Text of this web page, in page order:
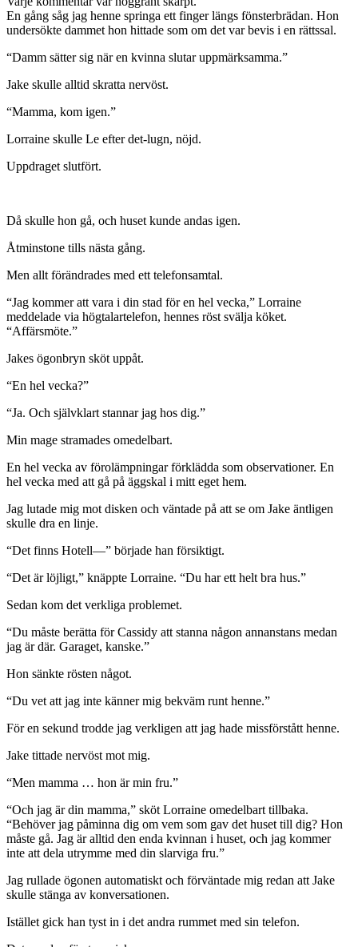
En gång såg jag henne springa ett finger längs fönsterbrädan. Hon
undersökte dammet hon hittade som om det var bevis i en rättssal.
“Damm sätter sig när en kvinna slutar uppmärksamma.”
Jake skulle alltid skratta nervöst.
“Mamma, kom igen.”
Lorraine skulle Le efter det-lugn, nöjd.
Uppdraget slutfört.
Då skulle hon gå, och huset kunde andas igen.
Åtminstone tills nästa gång.
Men allt förändrades med ett telefonsamtal.
“Jag kommer att vara i din stad för en hel vecka,” Lorraine
meddelade via högtalartelefon, hennes röst svälja köket.
“Affärsmöte.”
Jakes ögonbryn sköt uppåt.
“En hel vecka?”
“Ja. Och självklart stannar jag hos dig.”
Min mage stramades omedelbart.
En hel vecka av förolämpningar förklädda som observationer. En
hel vecka med att gå på äggskal i mitt eget hem.
Jag lutade mig mot disken och väntade på att se om Jake äntligen
skulle dra en linje.
“Det finns Hotell—” började han försiktigt.
“Det är löjligt,” knäppte Lorraine. “Du har ett helt bra hus.”
Sedan kom det verkliga problemet.
“Du måste berätta för Cassidy att stanna någon annanstans medan
jag är där. Garaget, kanske.”
Hon sänkte rösten något.
“Du vet att jag inte känner mig bekväm runt henne.”
För en sekund trodde jag verkligen att jag hade missförstått henne.
Jake tittade nervöst mot mig.
“Men mamma … hon är min fru.”
“Och jag är din mamma,” sköt Lorraine omedelbart tillbaka.
“Behöver jag påminna dig om vem som gav det huset till dig? Hon
måste gå. Jag är alltid den enda kvinnan i huset, och jag kommer
inte att dela utrymme med din slarviga fru.”
Jag rullade ögonen automatiskt och förväntade mig redan att Jake
skulle stänga av konversationen.
Istället gick han tyst in i det andra rummet med sin telefon.